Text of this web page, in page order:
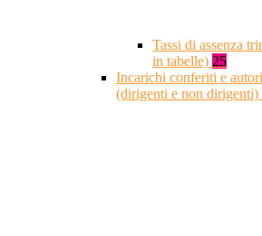
Tassi di assenza
in tabelle) 25
Incarichi conferiti e
(dirigenti e non dirigenti)